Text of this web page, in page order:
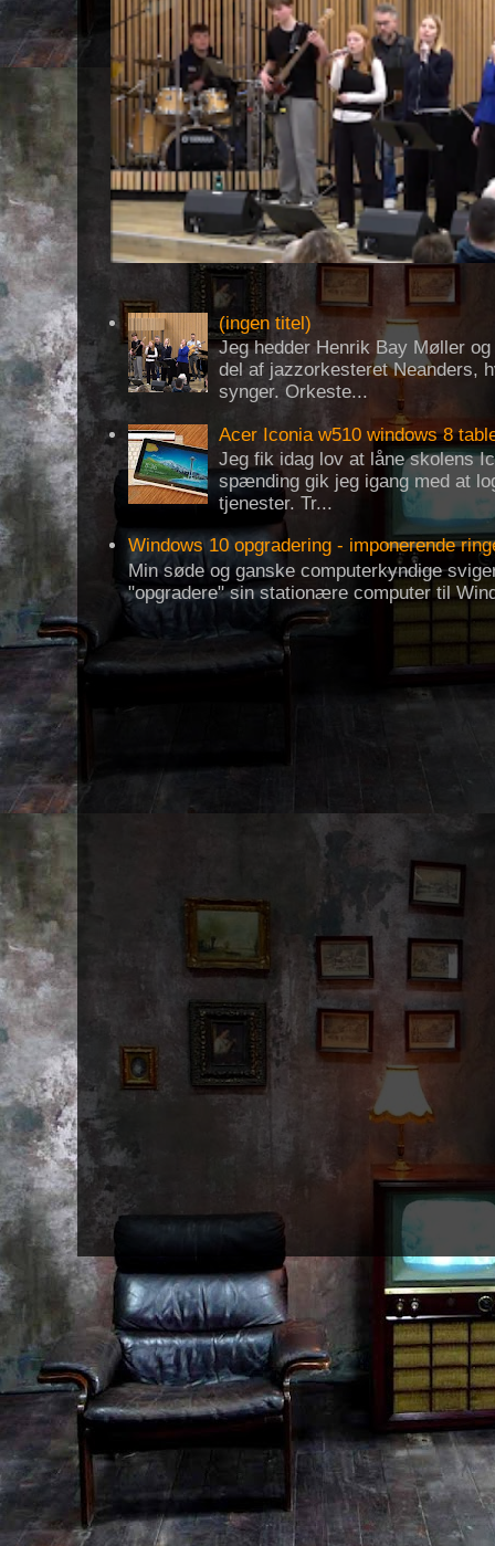
(ingen titel)
Jeg hedder Henrik Bay Møller
del af jazzorkesteret Neanders,
synger. Orkeste...
Acer Iconia w510 windows 8
Jeg fik idag lov at låne skolens
spænding gik jeg igang med at
tjenester. Tr...
Windows 10 opgradering - imponerende
Min søde og ganske computerkyndige
"opgradere" sin stationære computer til